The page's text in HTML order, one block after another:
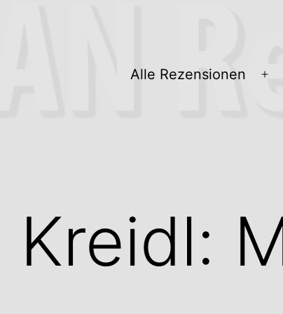
Alle Rezensionen
Kreidl: